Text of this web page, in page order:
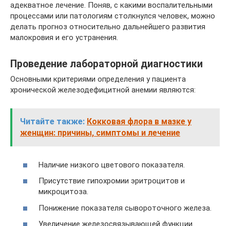
адекватное лечение. Поняв, с какими воспалительными
процессами или патологиям столкнулся человек, можно
делать прогноз относительно дальнейшего развития
малокровия и его устранения.
Проведение лабораторной диагностики
Основными критериями определения у пациента
хронической железодефицитной анемии являются:
Читайте также: Кокковая флора в мазке у
женщин: причины, симптомы и лечение
Наличие низкого цветового показателя.
Присутствие гипохромии эритроцитов и
микроцитоза.
Понижение показателя сывороточного железа.
Увеличение железосвязывающей функции